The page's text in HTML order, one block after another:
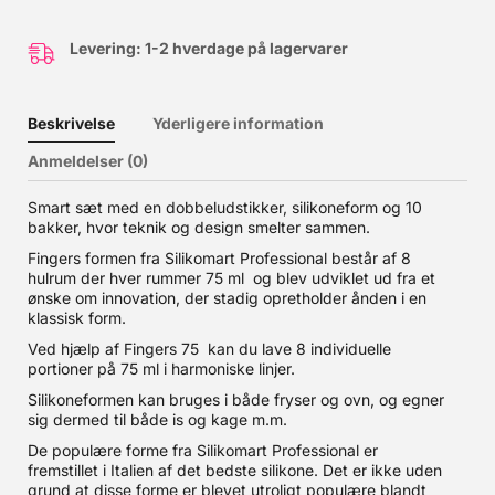
Levering: 1-2 hverdage på lagervarer
Beskrivelse
Yderligere information
Anmeldelser (0)
Smart sæt med en dobbeludstikker, silikoneform og 10
bakker, hvor teknik og design smelter sammen.
Fingers formen fra Silikomart Professional består af 8
hulrum der hver rummer 75 ml og blev udviklet ud fra et
ønske om innovation, der stadig opretholder ånden i en
klassisk form.
Ved hjælp af Fingers 75 kan du lave 8 individuelle
portioner på 75 ml i harmoniske linjer.
Silikoneformen kan bruges i både fryser og ovn, og egner
sig dermed til både is og kage m.m.
De populære forme fra Silikomart Professional er
fremstillet i Italien af det bedste silikone. Det er ikke uden
grund at disse forme er blevet utroligt populære blandt